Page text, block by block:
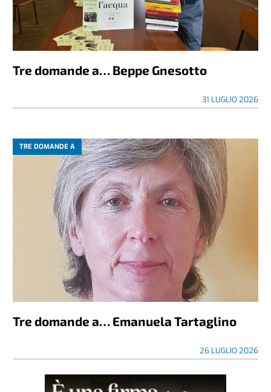
Tre domande a… Beppe Gnesotto
31 LUGLIO 2026
TRE DOMANDE A
Tre domande a… Emanuela Tartaglino
26 LUGLIO 2026